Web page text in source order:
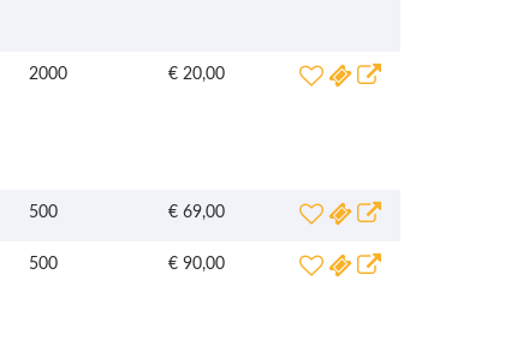
2000 € 20,00
500 € 69,00
500 € 90,00